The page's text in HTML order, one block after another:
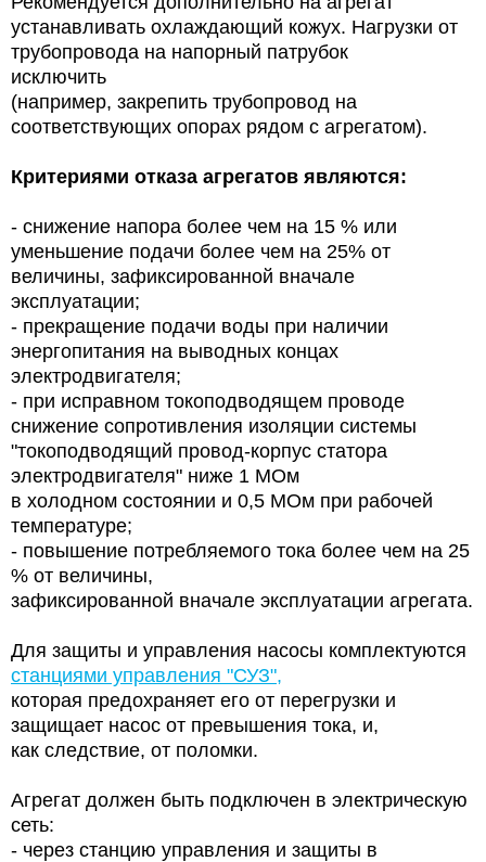
устанавливать охлаждающий кожух. Нагрузки от
трубопровода на напорный патрубок
исключить
(например, закрепить трубопровод на
соответствующих опорах рядом с агрегатом).
Критериями отказа агрегатов являются:
- снижение напора более чем на 15 % или
уменьшение подачи более чем на 25% от
величины, зафиксированной вначале
эксплуатации;
- прекращение подачи воды при наличии
энергопитания на выводных концах
электродвигателя;
- при исправном токоподводящем проводе
снижение сопротивления изоляции системы
"токоподводящий провод-корпус статора
электродвигателя" ниже 1 МОм
в холодном состоянии и 0,5 МОм при рабочей
температуре;
- повышение потребляемого тока более чем на 25
% от величины,
зафиксированной вначале эксплуатации агрегата.
Для защиты и управления насосы комплектуются
станциями управления "СУЗ",
которая предохраняет его от перегрузки и
защищает насос от превышения тока, и,
как следствие, от поломки.
Агрегат должен быть подключен в электрическую
сеть:
- через станцию управления и защиты в